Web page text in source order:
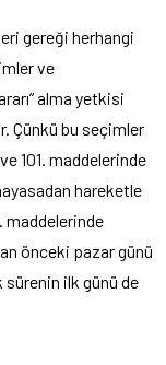
gereği herhangi
ve
alma yetkisi
Çünkü bu seçimler
101. maddelerinde
hareketle
maddelerinde
önceki pazar günü
sürenin ilk günü de